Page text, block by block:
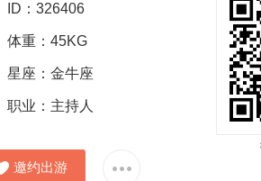
ID：326406
体重：45KG
星座：金牛座
职业：主持人
邀约出游